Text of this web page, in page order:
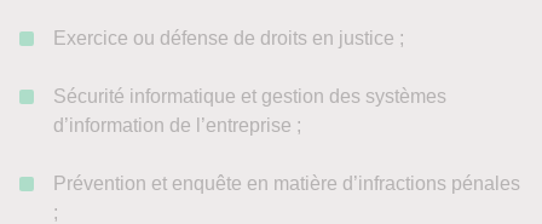
Exercice ou défense de droits en justice ;
Sécurité informatique et gestion des systèmes
d’information de l’entreprise ;
Prévention et enquête en matière d’infractions pénales
;